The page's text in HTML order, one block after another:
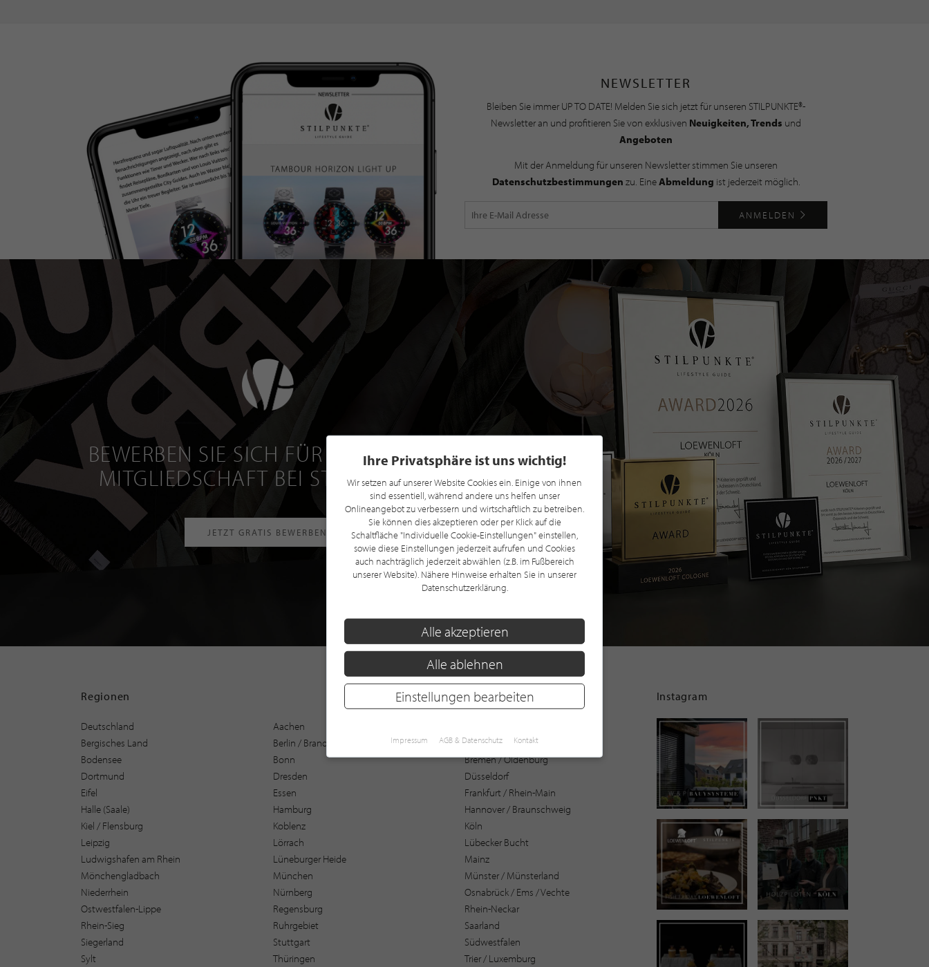
NEWSLETTER
Bleiben Sie immer UP TO DATE! Melden Sie sich jetzt für unseren STILPUNKTE®-
Newsletter an und profitieren Sie von exklusiven Neuigkeiten, Trends und
Angeboten
Mit der Anmeldung für unseren Newsletter stimmen Sie unseren
Datenschutzbestimmungen zu. EineAbmeldung ist jederzeit möglich.
ANMELDEN
BEWERBEN SIE SICH FÜR EINE GRATIS
MITGLIEDSCHAFT BEI STILPUNKTE®
JETZT GRATIS BEWERBEN
Regionen
Deutschland Aachen
Bergisches Land
Berlin / Brandenburg
Bochum
Bodensee
Bonn
Bremen / Oldenburg
Dortmund
Dresden
Düsseldorf
Eifel
Essen
Frankfurt / Rhein-Main
Halle (Saale)
Hamburg
Hannover / Braunschweig
Kiel / Flensburg
Koblenz
Köln
Leipzig
Lörrach
Lübecker Bucht
Ludwigshafen am Rhein
Lüneburger Heide
Mainz
Mönchengladbach
München
Münster / Münsterland
Niederrhein
Nürnberg
Osnabrück / Ems / Vechte
Ostwestfalen-Lippe
Regensburg
Rhein-Neckar
Rhein-Sieg
Ruhrgebiet
Saarland
Siegerland
Stuttgart
Südwestfalen
Sylt
Thüringen
Trier / Luxemburg
Instagram
Ihre Privatsphäre ist uns wichtig!
Wir setzen auf unserer Website Cookies ein. Einige von ihnen
sind essentiell, während andere uns helfen unser
Onlineangebot zu verbessern und wirtschaftlich zu betreiben.
Sie können dies akzeptieren oder per Klick auf die
Schaltfläche "Individuelle Cookie-Einstellungen" einstellen,
sowie diese Einstellungen jederzeit aufrufen und Cookies
auch nachträglich jederzeit abwählen (z.B. im Fußbereich
unserer Website). Nähere Hinweise erhalten Sie in unserer
Datenschutzerklärung.
Alle akzeptieren
Alle ablehnen
Einstellungen bearbeiten
Impressum AGB & Datenschutz Kontakt